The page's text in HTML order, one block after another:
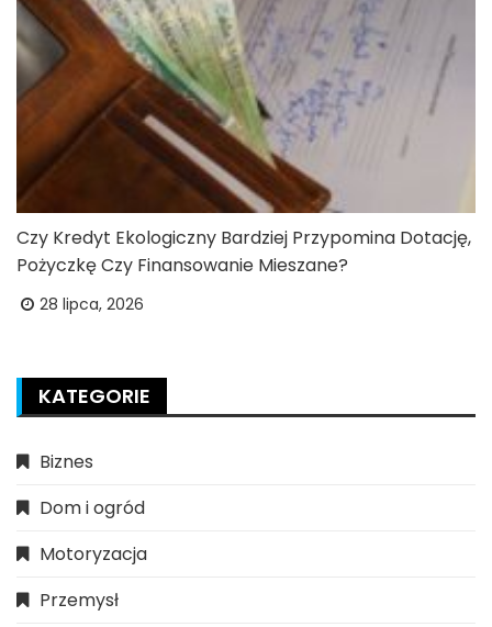
Czy Kredyt Ekologiczny Bardziej Przypomina Dotację,
Pożyczkę Czy Finansowanie Mieszane?
28 lipca, 2026
KATEGORIE
Biznes
Dom i ogród
Motoryzacja
Przemysł